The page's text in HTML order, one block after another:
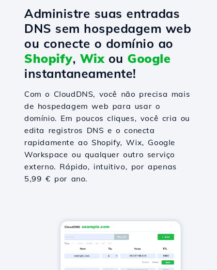
Administre suas entradas
DNS sem hospedagem web
ou conecte o domínio ao
Shopify, Wixou Google
instantaneamente!
Com o CloudDNS, você não precisa mais
de hospedagem web para usar o
domínio. Em poucos cliques, você cria ou
edita registros DNS e o conecta
rapidamente ao Shopify, Wix, Google
Workspace ou qualquer outro serviço
externo. Rápido, intuitivo, por apenas
5,99 € por ano.